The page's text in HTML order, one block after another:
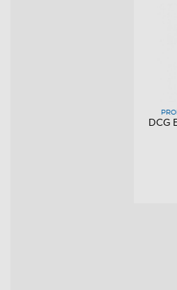
Informazioni sulla
DCG